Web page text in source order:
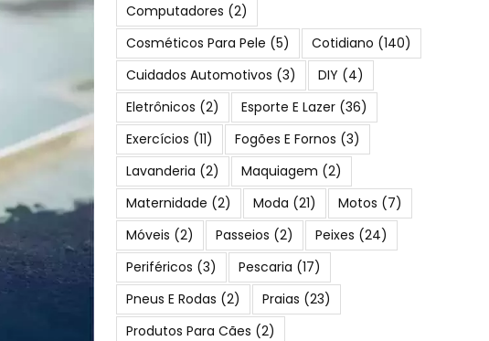
Computadores (2)
Cosméticos Para Pele (5) Cotidiano (140)
Cuidados Automotivos (3) DIY (4)
Eletrônicos (2) Esporte E Lazer (36)
Exercícios (11) Fogões E Fornos (3)
Lavanderia (2) Maquiagem (2)
Maternidade (2) Moda (21) Motos (7)
Móveis (2) Passeios (2) Peixes (24)
Periféricos (3) Pescaria (17)
Pneus E Rodas (2) Praias (23)
Produtos Para Cães (2)